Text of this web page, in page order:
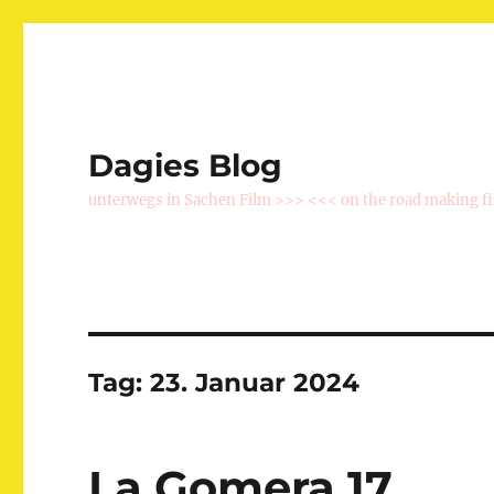
Dagies Blog
unterwegs in Sachen Film >>> <<< on the road making
Tag:23. Januar 2024